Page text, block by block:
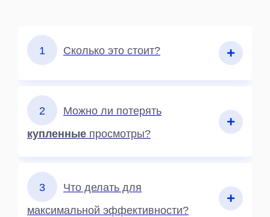
1 Сколько это стоит?
2 Можно ли потерять
купленные просмотры?
3 Что делать для
максимальной эффективности?